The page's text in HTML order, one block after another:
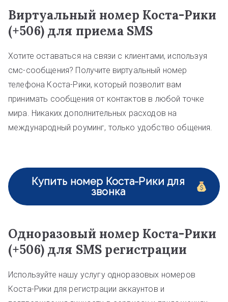
Виртуальный номер Коста-Рики
(+506) для приема SMS
Хотите оставаться на связи с клиентами, используя
смс-сообщения? Получите виртуальный номер
телефона Коста-Рики, который позволит вам
принимать сообщения от контактов в любой точке
мира. Никаких дополнительных расходов на
международный роуминг, только удобство общения.
Купить номер Коста-Рики для
звонка
Одноразовый номер Коста-Рики
(+506) для SMS регистрации
Используйте нашу услугу одноразовых номеров
Коста-Рики для регистрации аккаунтов и